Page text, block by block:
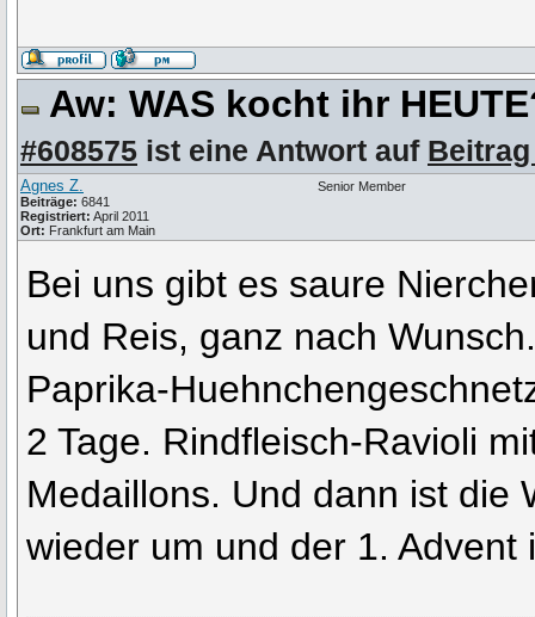
Aw: WAS kocht ihr
#608575 ist eine Antwort auf Beitrag
Agnes Z.
Beiträge: 6841
Registriert: April 2011
Ort: Frankfurt am Main
Senior Member
Bei uns gibt es saure
und Reis, ganz nach
Paprika-
2 Tage. Rindfleisch-Ravioli
Medaillons. Und dann ist die
wieder um und der 1. Advent